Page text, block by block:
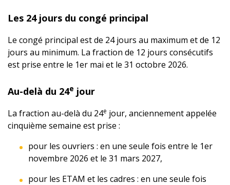
Les 24 jours du congé principal
Le congé principal est de 24 jours au maximum et de 12
jours au minimum. La fraction de 12 jours consécutifs
est prise entre le 1er mai et le 31 octobre 2026.
Au-delà du 24e jour
La fraction au-delà du 24e jour, anciennement appelée
cinquième semaine est prise :
pour les ouvriers : en une seule fois entre le 1er
novembre 2026 et le 31 mars 2027,
pour les ETAM et les cadres : en une seule fois